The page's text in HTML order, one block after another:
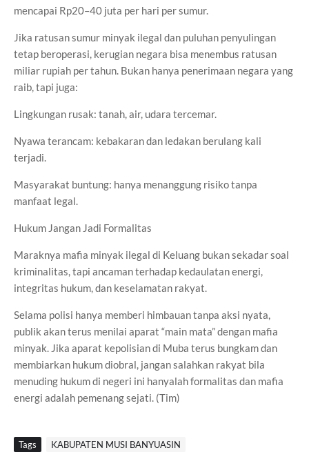
mencapai Rp20–40 juta per hari per sumur.
Jika ratusan sumur minyak ilegal dan puluhan penyulingan
tetap beroperasi, kerugian negara bisa menembus ratusan
miliar rupiah per tahun. Bukan hanya penerimaan negara yang
raib, tapi juga:
Lingkungan rusak: tanah, air, udara tercemar.
Nyawa terancam: kebakaran dan ledakan berulang kali
terjadi.
Masyarakat buntung: hanya menanggung risiko tanpa
manfaat legal.
Hukum Jangan Jadi Formalitas
Maraknya mafia minyak ilegal di Keluang bukan sekadar soal
kriminalitas, tapi ancaman terhadap kedaulatan energi,
integritas hukum, dan keselamatan rakyat.
Selama polisi hanya memberi himbauan tanpa aksi nyata,
publik akan terus menilai aparat “main mata” dengan mafia
minyak. Jika aparat kepolisian di Muba terus bungkam dan
membiarkan hukum diobral, jangan salahkan rakyat bila
menuding hukum di negeri ini hanyalah formalitas dan mafia
energi adalah pemenang sejati. (Tim)
Tags KABUPATEN MUSI BANYUASIN